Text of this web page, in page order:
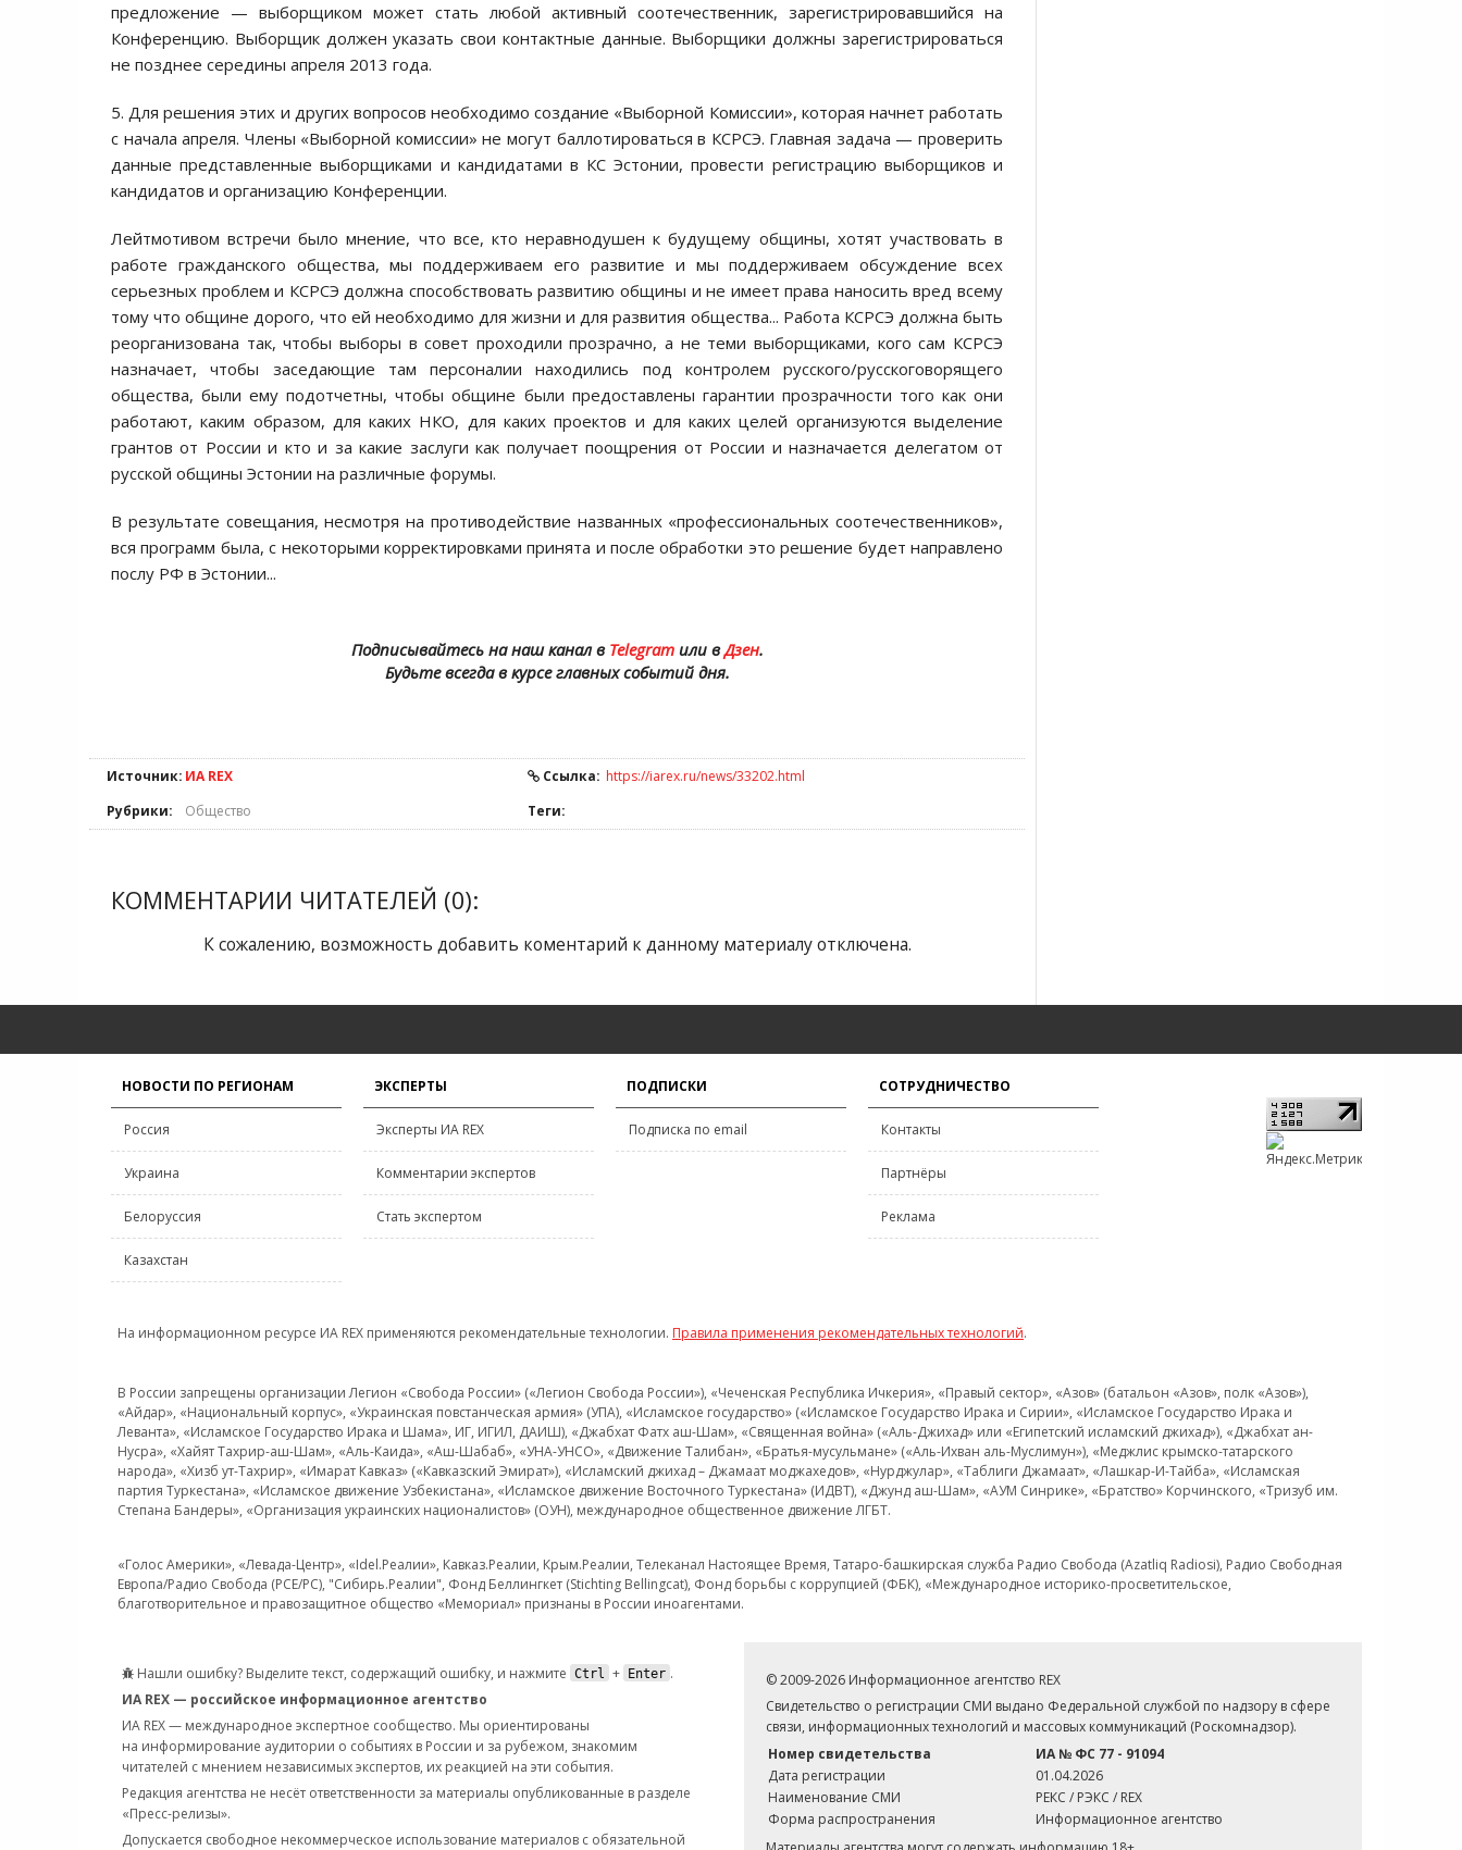
предложение — выборщиком может стать любой активный соотечественник, зарегистрировавшийся на
Конференцию. Выборщик должен указать свои контактные данные. Выборщики должны зарегистрироваться
не позднее середины апреля 2013 года.
5. Для решения этих и других вопросов необходимо создание «Выборной Комиссии», которая начнет работать
с начала апреля. Члены «Выборной комиссии» не могут баллотироваться в КСРСЭ. Главная задача — проверить
данные представленные выборщиками и кандидатами в КС Эстонии, провести регистрацию выборщиков и
кандидатов и организацию Конференции.
Лейтмотивом встречи было мнение, что все, кто неравнодушен к будущему общины, хотят участвовать в
работе гражданского общества, мы поддерживаем его развитие и мы поддерживаем обсуждение всех
серьезных проблем и КСРСЭ должна способствовать развитию общины и не имеет права наносить вред всему
тому что общине дорого, что ей необходимо для жизни и для развития общества... Работа КСРСЭ должна быть
реорганизована так, чтобы выборы в совет проходили прозрачно, а не теми выборщиками, кого сам КСРСЭ
назначает, чтобы заседающие там персоналии находились под контролем русского/русскоговорящего
общества, были ему подотчетны, чтобы общине были предоставлены гарантии прозрачности того как они
работают, каким образом, для каких НКО, для каких проектов и для каких целей организуются выделение
грантов от России и кто и за какие заслуги как получает поощрения от России и назначается делегатом от
русской общины Эстонии на различные форумы.
В результате совещания, несмотря на противодействие названных «профессиональных соотечественников»,
вся программ была, с некоторыми корректировками принята и после обработки это решение будет направлено
послу РФ в Эстонии...
Подписывайтесь на наш канал в Telegramили вДзен.
Будьте всегда в курсе главных событий дня.
Источник: ИА REX Ссылка: https://iarex.ru/news/33202.html
Рубрики:
Общество Теги:
КОММЕНТАРИИ ЧИТАТЕЛЕЙ (0):
К сожалению, возможность добавить коментарий к данному материалу отключена.
НОВОСТИ ПО РЕГИОНАМ
Россия
Украина
Белоруссия
Казахстан
ЭКСПЕРТЫ
Эксперты ИА REX
Комментарии экспертов
Стать экспертом
ПОДПИСКИ
Подписка по email
СОТРУДНИЧЕСТВО
Контакты
Партнёры
Реклама
На информационном ресурсе ИА REX применяются рекомендательные технологии. Правила применения рекомендательных технологий.
В России запрещены организации Легион «Свобода России» («Легион Свобода России»), «Чеченская Республика Ичкерия», «Правый сектор», «Азов» (батальон «Азов», полк «Азов»),
«Айдар», «Национальный корпус», «Украинская повстанческая армия» (УПА), «Исламское государство» («Исламское Государство Ирака и Сирии», «Исламское Государство Ирака и
Леванта», «Исламское Государство Ирака и Шама», ИГ, ИГИЛ, ДАИШ), «Джабхат Фатх аш-Шам», «Священная война» («Аль-Джихад» или «Египетский исламский джихад»), «Джабхат ан-
Нусра», «Хайят Тахрир-аш-Шам», «Аль-Каида», «Аш-Шабаб», «УНА-УНСО», «Движение Талибан», «Братья-мусульмане» («Аль-Ихван аль-Муслимун»), «Меджлис крымско-татарского
народа», «Хизб ут-Тахрир», «Имарат Кавказ» («Кавказский Эмират»), «Исламский джихад – Джамаат моджахедов», «Нурджулар», «Таблиги Джамаат», «Лашкар-И-Тайба», «Исламская
партия Туркестана», «Исламское движение Узбекистана», «Исламское движение Восточного Туркестана» (ИДВТ), «Джунд аш-Шам», «АУМ Синрике», «Братство» Корчинского, «Тризуб им.
Степана Бандеры», «Организация украинских националистов» (ОУН), международное общественное движение ЛГБТ.
«Голос Америки», «Левада-Центр», «Idel.Реалии», Кавказ.Реалии, Крым.Реалии, Телеканал Настоящее Время, Татаро-башкирская служба Радио Свобода (Azatliq Radiosi), Радио Свободная
Европа/Радио Свобода (PCE/PC), "Сибирь.Реалии", Фонд Беллингкет (Stichting Bellingcat), Фонд борьбы с коррупцией (ФБК), «Международное историко-просветительское,
благотворительное и правозащитное общество «Мемориал» признаны в России иноагентами.
Нашли ошибку? Выделите текст, содержащий ошибку, и нажмите Ctrl + Enter .
ИА REX — российское информационное агентство
ИА REX — международное экспертное сообщество. Мы ориентированы
на информирование аудитории о событиях в России и за рубежом, знакомим
читателей с мнением независимых экспертов, их реакцией на эти события.
Редакция агентства не несёт ответственности за материалы опубликованные в разделе
«Пресс-релизы».
Допускается свободное некоммерческое использование материалов с обязательной
© 2009-2026 Информационное агентство REX
Свидетельство о регистрации СМИ выдано Федеральной службой по надзору в сфере
связи, информационных технологий и массовых коммуникаций (Роскомнадзор).
Номер свидетельства
ИА № ФС 77 - 91094
Дата регистрации
01.04.2026
Наименование СМИ
РЕКС / РЭКС / REX
Форма распространения
Информационное агентство